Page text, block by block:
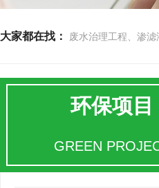
大家都在找： 废水治理工程、渗
环保项目
GREEN